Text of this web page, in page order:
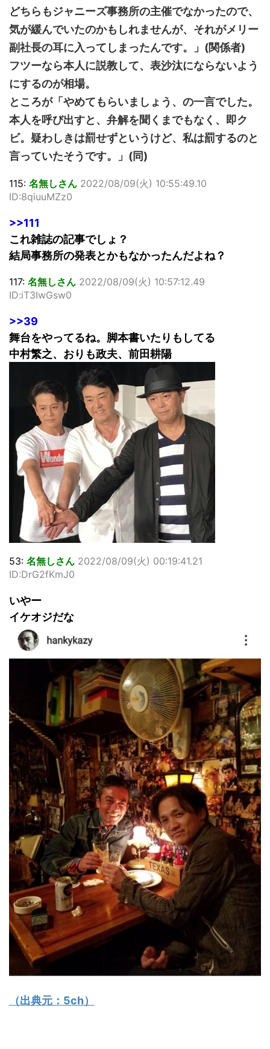
どちらもジャニーズ事務所の主催でなかったので、
気が緩んでいたのかもしれませんが、それがメリー
副社長の耳に入ってしまったんです。」(関係者)
フツーなら本人に説教して、表沙汰にならないよう
にするのが相場。
ところが「やめてもらいましょう、の一言でした。
本人を呼び出すと、弁解を聞くまでもなく、即ク
ビ。疑わしきは罰せずというけど、私は罰するのと
言っていたそうです。」(同)
115: 名無しさん 2022/08/09(火) 10:55:49.10
ID:8qiuuMZz0
>>111
これ雑誌の記事でしょ？
結局事務所の発表とかもなかったんだよね？
117: 名無しさん 2022/08/09(火) 10:57:12.49
ID:iT3IwGsw0
>>39
舞台をやってるね。脚本書いたりもしてる
中村繁之、おりも政夫、前田耕陽
53: 名無しさん 2022/08/09(火) 00:19:41.21
ID:DrG2fKmJ0
いやー
イケオジだな
（出典元： 5ch）